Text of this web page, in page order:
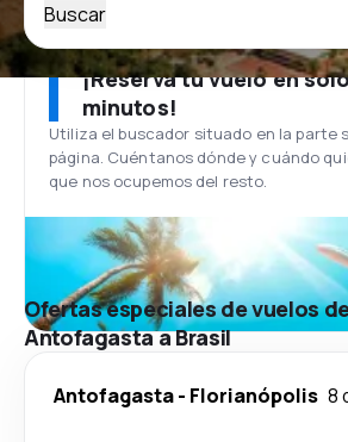
Buscar
¡Reserva tu vuelo en
minutos!
Utiliza el buscador situado en la parte
página. Cuéntanos dónde y cuándo
que nos ocupemos del resto.
Ofertas especiales de vuelos
Antofagasta a Brasil
Antofagasta- Florianópolis 8